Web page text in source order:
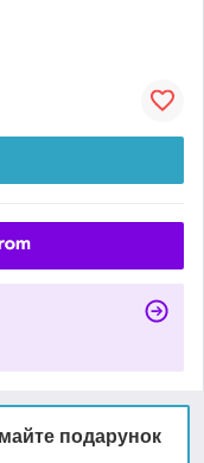
подарунок